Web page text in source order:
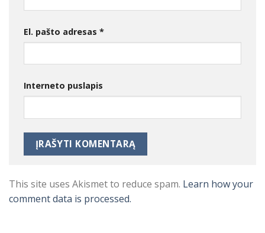
El. pašto adresas *
Interneto puslapis
This site uses Akismet to reduce spam. Learn how your
comment data is processed.